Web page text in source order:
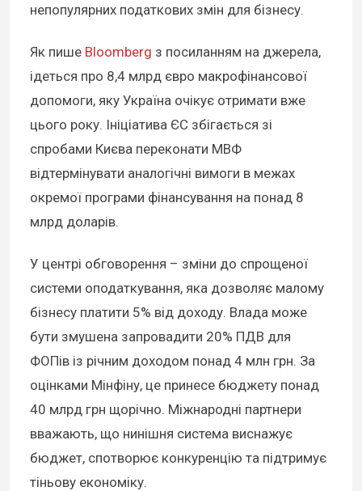
непопулярних податкових змін для бізнесу.
Як пише Bloomberg з посиланням на джерела,
ідеться про 8,4 млрд євро макрофінансової
допомоги, яку Україна очікує отримати вже
цього року. Ініціатива ЄС збігається зі
спробами Києва переконати МВФ
відтермінувати аналогічні вимоги в межах
окремої програми фінансування на понад 8
млрд доларів.
У центрі обговорення – зміни до спрощеної
системи оподаткування, яка дозволяє малому
бізнесу платити 5% від доходу. Влада може
бути змушена запровадити 20% ПДВ для
ФОПів із річним доходом понад 4 млн грн. За
оцінками Мінфіну, це принесе бюджету понад
40 млрд грн щорічно. Міжнародні партнери
вважають, що нинішня система виснажує
бюджет, спотворює конкуренцію та підтримує
тіньову економіку.